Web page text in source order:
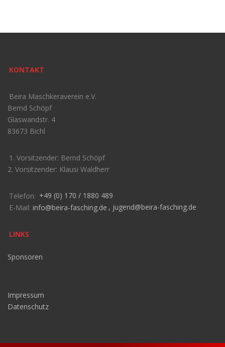
KONTAKT
Beira Maschkeraverein e.V.
Bernd Schöpf
Glaswandstr. 4
83673 Bichl
1. Vorsitzender: Bernd Schöpf
2. Vorsitzender: Klausi Waldherr
Telefon: +49 (0) 170 / 1880 489
E-Mail: info@beira-fasching.de , jugend@beira-fasching.de
LINKS
Sponsoren
Impressum
Datenschutz